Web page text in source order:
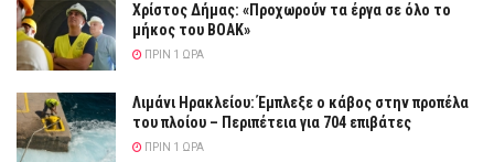
Χρίστος Δήμας: «Προχωρούν τα έργα σε όλο το
μήκος του ΒΟΑΚ»
ΠΡΙΝ 1 ΏΡΑ
Λιμάνι Ηρακλείου: Έμπλεξε ο κάβος στην προπέλα
του πλοίου – Περιπέτεια για 704 επιβάτες
ΠΡΙΝ 1 ΏΡΑ